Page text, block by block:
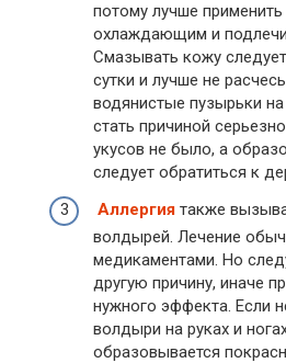
потому лучше
охлаждающим и
Смазывать кожу
сутки и лучше не
водянистые пузырьки
стать причиной
укусов не было, а
следует обратиться к
Аллергия также
волдырей. Лечение
медикаментами. Но
другую причину, иначе
нужного эффекта. Если
волдыри на руках и
образовывается